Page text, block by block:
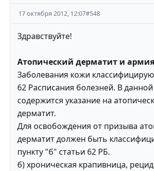
17 октября 2012, 12:07#548
Здравствуйте!
Атопический дерматит и
Заболевания кожи
62 Расписания болезней. В данной
содержится указание на
дерматит.
Для освобождения от призыва
дерматит должен быть
пункту "б" статьи 62 РБ.
б) хроническая крапивница,